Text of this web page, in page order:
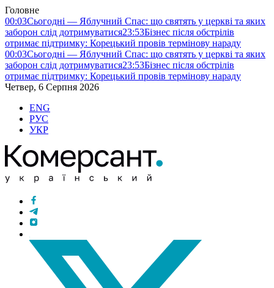
Головне
00:03Сьогодні — Яблучний Спас: що святять у церкві та яких
заборон слід дотримуватися23:53Бізнес після обстрілів
отримає підтримку: Корецький провів термінову нараду
00:03Сьогодні — Яблучний Спас: що святять у церкві та яких
заборон слід дотримуватися23:53Бізнес після обстрілів
отримає підтримку: Корецький провів термінову нараду
Четвер, 6 Серпня 2026
ENG
РУС
УКР